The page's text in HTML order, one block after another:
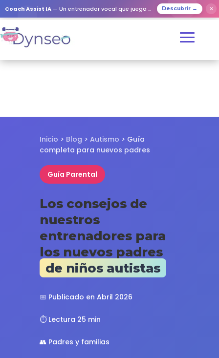
Coach Assist IA — Un entrenador vocal que juega con tus seres queridos Descubrir → ✕
Inicio > Blog > Autismo > Guía
completa para nuevos padres
Guía Parental
Los consejos de
nuestros
entrenadores para
los nuevos padres
de niños autistas
📅 Publicado en Abril 2026
⏱️ Lectura 25 min
👥 Padres y familias